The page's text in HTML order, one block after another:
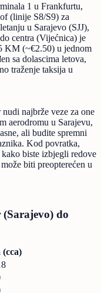
1 u Frankfurtu,
(linije S8/S9) za
u Sarajevo (SJJ),
centra (Vijećnica) je
KM (~€2.50) u jednom
sa dolascima letova,
traženje taksija u
najbrže veze za one
aerodromu u Sarajevu,
ali budite spremni
Kod povratka,
biste izbjegli redove
biti preopterećen u
do
(cca)